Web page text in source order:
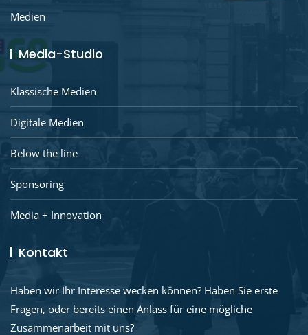
Medien
Media-Studio
Klassische Medien
Digitale Medien
Below the line
Sponsoring
Media + Innovation
Kontakt
Haben wir Ihr Interesse wecken können? Haben Sie erste
Fragen, oder bereits einen Anlass für eine mögliche
Zusammenarbeit mit uns?